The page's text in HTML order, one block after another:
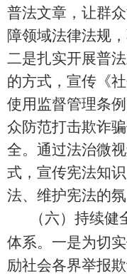
普法文章，让群
障领域法律法规
二是扎实开展普
的方式，宣传《
使用监督管理条
众防范打击欺诈
全。通过法治微
式，宣传宪法知
法、维护宪法的氛
（六）持续健
体系。 一是为切
励社会各界举报